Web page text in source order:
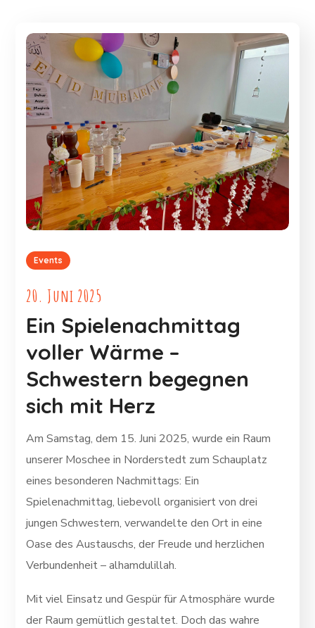
Events
20. Juni 2025
Ein Spielenachmittag
voller Wärme –
Schwestern begegnen
sich mit Herz
Am Samstag, dem 15. Juni 2025, wurde ein Raum
unserer Moschee in Norderstedt zum Schauplatz
eines besonderen Nachmittags: Ein
Spielenachmittag, liebevoll organisiert von drei
jungen Schwestern, verwandelte den Ort in eine
Oase des Austauschs, der Freude und herzlichen
Verbundenheit – alhamdulillah.
Mit viel Einsatz und Gespür für Atmosphäre wurde
der Raum gemütlich gestaltet. Doch das wahre